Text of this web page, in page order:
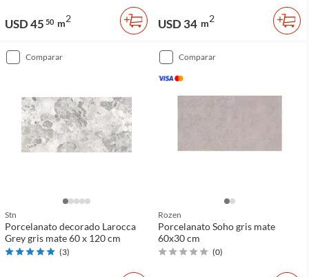
USD 45 50 m2 USD 34 m2
comparar
Stn
Porcelanato decorado Larocca
Grey gris mate 60 x 120 cm
(3)
comparar
Rozen
Porcelanato Soho gris mate
60x30 cm
(0)